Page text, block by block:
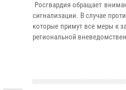
Росгвардия обращает
сигнализации. В случае
которые примут все меры к
региональной